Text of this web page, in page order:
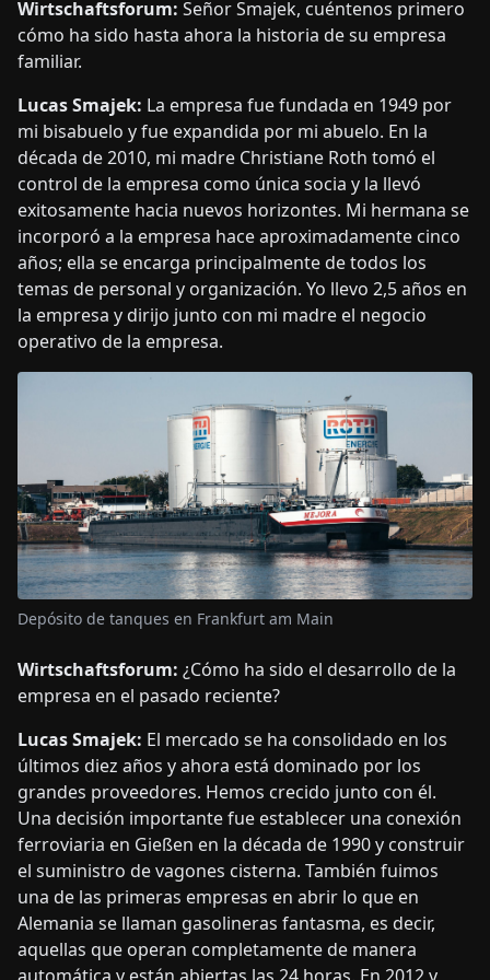
Wirtschaftsforum: Señor Smajek, cuéntenos primero
cómo ha sido hasta ahora la historia de su empresa
familiar.
Lucas Smajek: La empresa fue fundada en 1949 por
mi bisabuelo y fue expandida por mi abuelo. En la
década de 2010, mi madre Christiane Roth tomó el
control de la empresa como única socia y la llevó
exitosamente hacia nuevos horizontes. Mi hermana se
incorporó a la empresa hace aproximadamente cinco
años; ella se encarga principalmente de todos los
temas de personal y organización. Yo llevo 2,5 años en
la empresa y dirijo junto con mi madre el negocio
operativo de la empresa.
Depósito de tanques en Frankfurt am Main
Wirtschaftsforum: ¿Cómo ha sido el desarrollo de la
empresa en el pasado reciente?
Lucas Smajek: El mercado se ha consolidado en los
últimos diez años y ahora está dominado por los
grandes proveedores. Hemos crecido junto con él.
Una decisión importante fue establecer una conexión
ferroviaria en Gießen en la década de 1990 y construir
el suministro de vagones cisterna. También fuimos
una de las primeras empresas en abrir lo que en
Alemania se llaman gasolineras fantasma, es decir,
aquellas que operan completamente de manera